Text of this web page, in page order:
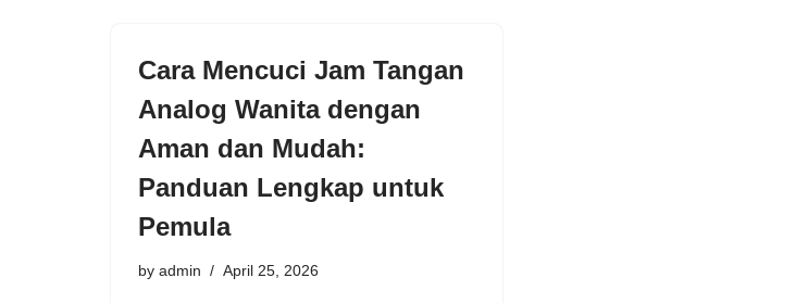
Cara Mencuci Jam Tangan
Analog Wanita dengan
Aman dan Mudah:
Panduan Lengkap untuk
Pemula
by admin April 25, 2026